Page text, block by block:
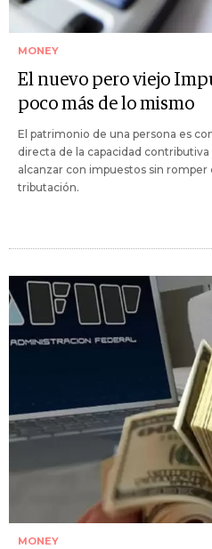
MONEY
El nuevo pero viejo
poco más de lo mismo
El patrimonio de una persona es
directa de la capacidad
alcanzar con impuestos sin romper
tributación.
MONEY